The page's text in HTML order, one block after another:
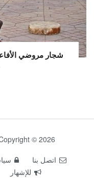
شجار مروضي
© 2026
اتصل بنا
للإشهار